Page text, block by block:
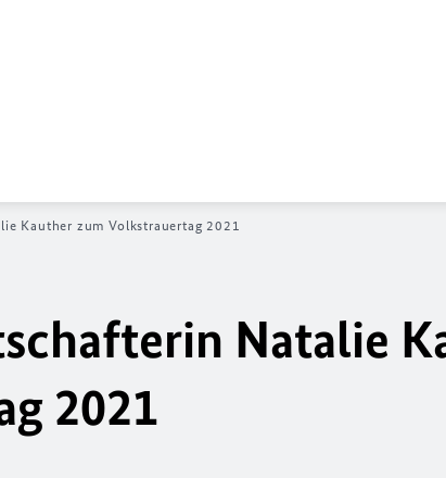
Kauther zum Volkstrauertag 2021
Natalie
2021